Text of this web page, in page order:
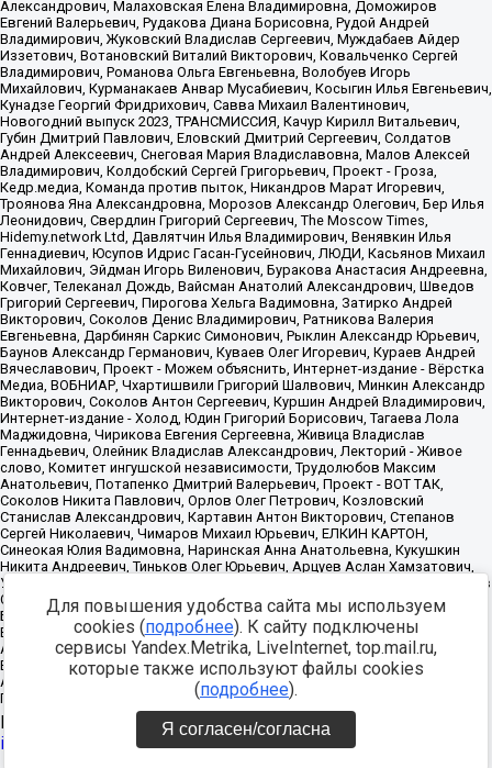
Источник:
https://minjust.gov.ru/uploaded/files/reestr-
inostrannyih-agentov-22-03-2024.pdf
данные на
Для повышения удобства сайта мы используем
cookies (подробнее). К сайту подключены
сервисы Yandex.Metrika, LiveInternet, top.mail.ru,
которые также используют файлы cookies
(подробнее).
Я согласен/согласна